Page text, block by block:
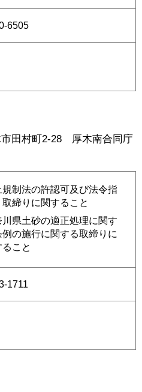
6505
市田村町2-28 厚木南合同庁
規制法の許認可及び法令指
取締りに関すること
川県土砂の適正処理に関す
例の施行に関する取締りに
ること
1711